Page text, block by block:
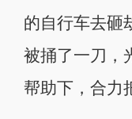
的自行车去砸
被捅了一刀，
帮助下，合力